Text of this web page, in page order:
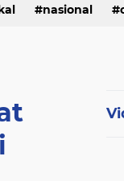
nasional